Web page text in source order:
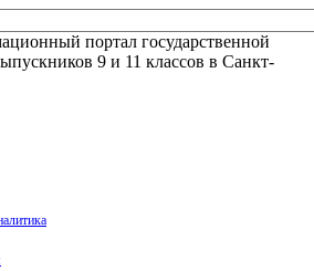
портал государственной
9 и 11 классов в Санкт-